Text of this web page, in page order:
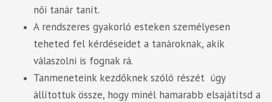
női tanár tanít.
A rendszeres gyakorló esteken személyesen
teheted fel kérdéseidet a tanároknak, akik
válaszolni is fognak rá.
Tanmeneteink kezdőknek szóló részét úgy
állítottuk össze, hogy minél hamarabb elsajátítsd a